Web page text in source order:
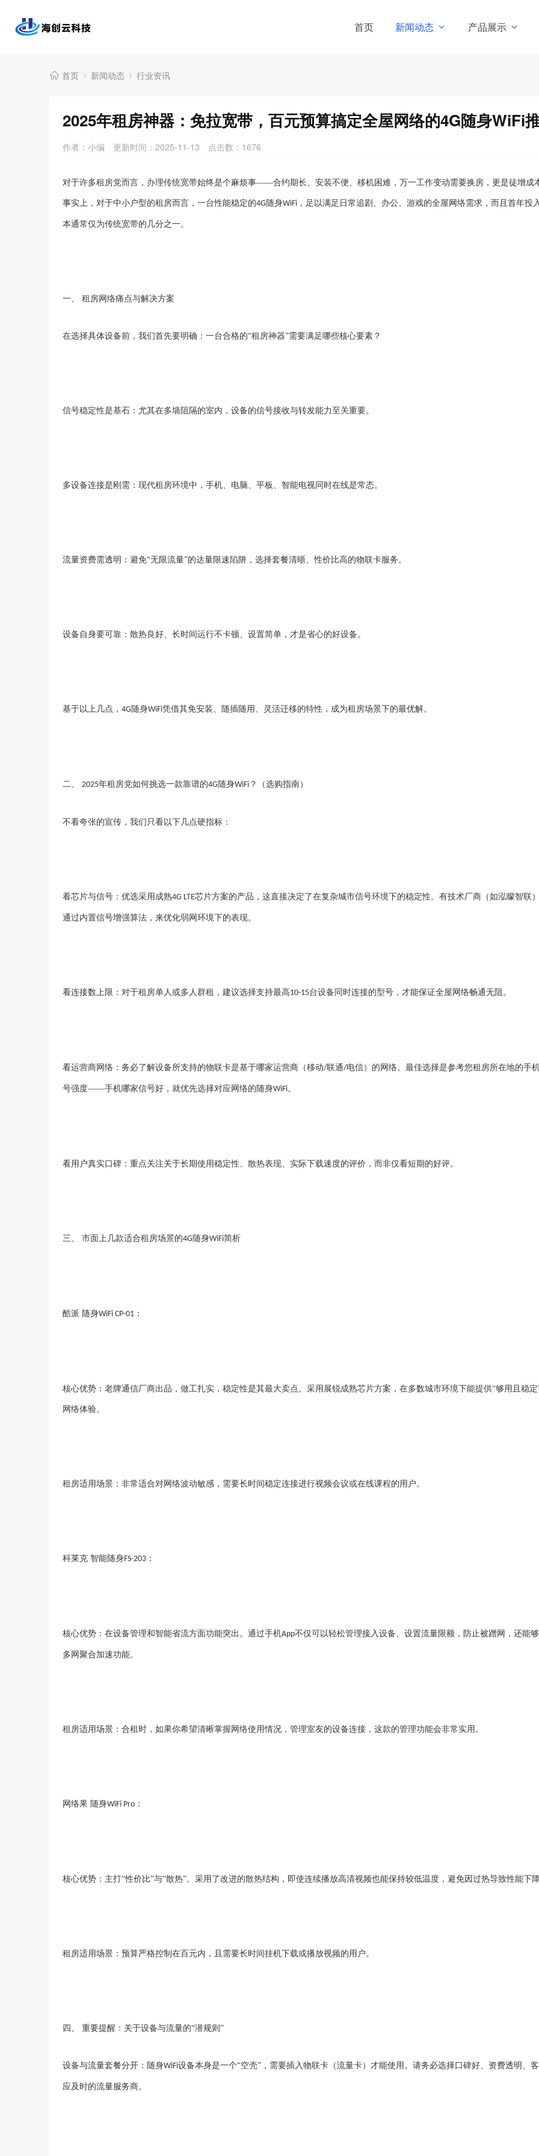
首页 新闻动态 产品展示
首页 新闻动态 行业资讯
2025年租房神器：免拉宽带，百元预算搞定全屋网络的4G随身WiFi
作者：小编 更新时间：2025-11-13 点击数： 1676
对于许多租房党而言，办理传统宽带始终是个麻烦事——合约期长、安装不便、移机困难，万一工作变动需要换房，更是徒增成
事实上，对于中小户型的租房而言，一台性能稳定的4G 随身WiFi ，足以满足日常追剧、办公、游戏的全屋网络需求，而且首年投
本通常仅为传统宽带的几分之一。
一、 租房网络痛点与解决方案
在选择具体设备前，我们首先要明确：一台合格的“租房神器”需要满足哪些核心要素？
信号稳定性是基石：尤其在多墙阻隔的室内，设备的信号接收与转发能力至关重要。
多设备连接是刚需：现代租房环境中，手机、电脑、平板、智能电视同时在线是常态。
流量资费需透明：避免“无限流量”的达量限速陷阱，选择套餐清晣、性价比高的物联卡服务。
设备自身要可靠：散热良好、长时间运行不卡顿、设置简单，才是省心的好设备。
基于以上几点， 4G 随身WiFi凭借其免安装、随插随用、灵活迁移的特性，成为租房场景下的最优解。
二、 2025年租房党如何挑选一款靠谱的4G 随身WiFi ？（选购指南）
不看夸张的宣传，我们只看以下几点硬指标：
看芯片与信号：优选采用成熟4G LTE芯片方案的产品，这直接决定了在复杂城市信号环境下的稳定性。有技术厂商（如泓曚智联
通过内置信号增强算法，来优化弱网环境下的表现。
看连接数上限：对于租房单人或多人群租，建议选择支持最高10-15台设备同时连接的型号，才能保证全屋网络畅通无阻。
看运营商网络：务必了解设备所支持的物联卡是基于哪家运营商（移动/联通/电信）的网络。最佳选择是参考您租房所在地的手
号强度——手机哪家信号好，就优先选择对应网络的随身WiFi。
看用户真实口碑：重点关注关于长期使用稳定性、散热表现、实际下载速度的评价，而非仅看短期的好评。
三、 市面上几款适合租房场景的4G 随身WiFi简析
酷派 随身WiFi CP-01 ：
核心优势：老牌通信厂商出品，做工扎实，稳定性是其最大卖点。采用展锐成熟芯片方案，在多数城市环境下能提供“够用且稳定
网络体验。
租房适用场景：非常适合对网络波动敏感，需要长时间稳定连接进行视频会议或在线课程的用户。
科莱克 智能随身FS-203 ：
核心优势：在设备管理和智能省流方面功能突出。通过手机App不仅可以轻松管理接入设备、设置流量限额，防止被蹭网，还能
多网聚合加速功能。
租房适用场景：合租时，如果你希望清晰掌握网络使用情况，管理室友的设备连接，这款的管理功能会非常实用。
网络果 随身WiFi Pro ：
核心优势：主打“性价比”与“散热”。采用了改进的散热结构，即使连续播放高清视频也能保持较低温度，避免因过热导致性能下
租房适用场景：预算严格控制在百元内，且需要长时间挂机下载或播放视频的用户。
四、 重要提醒：关于设备与流量的“潜规则”
设备与流量套餐分开：随身WiFi设备本身是一个“空壳”，需要插入物联卡（流量卡）才能使用。请务必选择口碑好、资费透明、
应及时的流量服务商。